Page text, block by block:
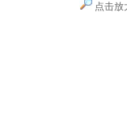
点击放